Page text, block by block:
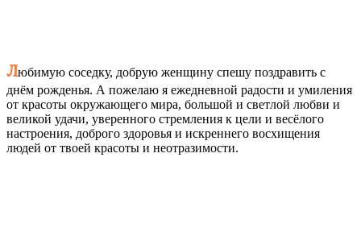
Любимую соседку, добрую женщину спешу поздравить с
днём рожденья. А пожелаю я ежедневной радости и умиления
от красоты окружающего мира, большой и светлой любви и
великой удачи, уверенного стремления к цели и весёлого
настроения, доброго здоровья и искреннего восхищения
людей от твоей красоты и неотразимости.